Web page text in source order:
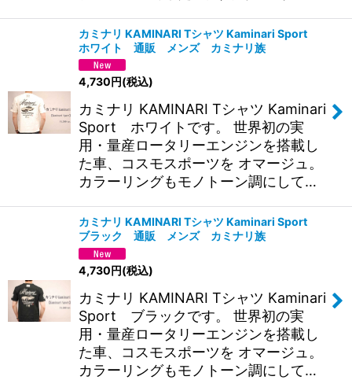
カミナリ KAMINARI Tシャツ Kaminari Sport
ホワイト 通販 メンズ カミナリ族
4,730円(税込)
カミナリ KAMINARI Tシャツ Kaminari
Sport ホワイトです。 世界初の実
用・量産ロータリーエンジンを搭載し
た車、コスモスポーツを オマージュ。
カラーリングもモノトーン調にして…
カミナリ KAMINARI Tシャツ Kaminari Sport
ブラック 通販 メンズ カミナリ族
4,730円(税込)
カミナリ KAMINARI Tシャツ Kaminari
Sport ブラックです。 世界初の実
用・量産ロータリーエンジンを搭載し
た車、コスモスポーツを オマージュ。
カラーリングもモノトーン調にして…